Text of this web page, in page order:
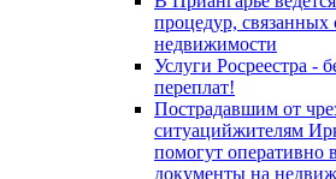
процедур,
недвижимости
Услуги Росреестра -
переплат!
Пострадавшим от
ситуацийжителям
помогут оперативно
документы на